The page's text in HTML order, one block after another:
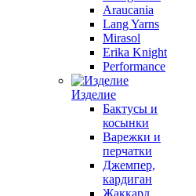
Araucania
Lang Yarns
Mirasol
Erika Knight
Performance
Изделие
Бактусы и
косынки
Варежки и
перчатки
Джемпер,
кардиган
Жаккард